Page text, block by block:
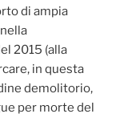
di ampia
2015 (alla
in questa
demolitorio,
per morte del